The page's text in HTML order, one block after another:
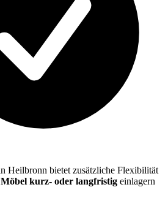
Heilbronn bietet zusätzliche Flexibilität
Möbel kurz- oder langfristig einlagern